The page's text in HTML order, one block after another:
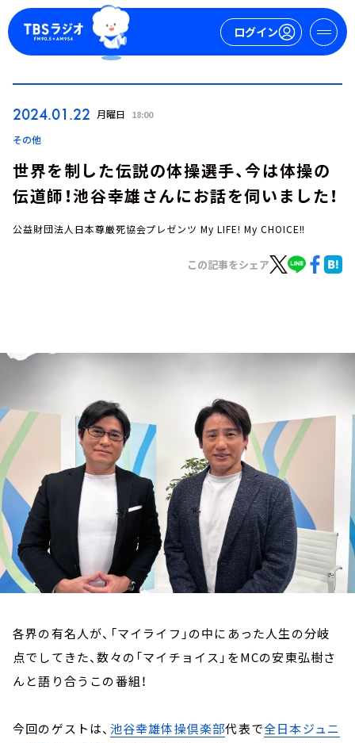
ログイン
お知らせ
YouTube
会社情報
2024.01.22 月曜日 18:00
その他
世界を制した伝説の体操選手、今は体操の
伝道師！池谷幸雄さんにお話を伺いました！
公益財団法人日本尊厳死協会プレゼンツ My LIFE! My CHOICE!!
この記事をシェア
各界の有名人が、「マイライフ」の中にあった人生の分岐
点でしてきた、数々の「マイチョイス」をMCの安東弘樹さ
んと語り合うこの番組！
今回のゲストは、 池谷幸雄体操倶楽部代表で全日本ジュニ